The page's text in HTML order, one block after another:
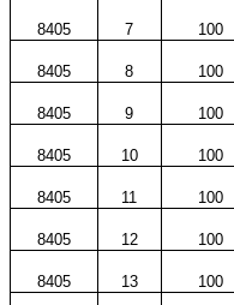
8405 7 100
8405 8 100
8405 9 100
8405 10 100
8405 11 100
8405 12 100
8405 13 100